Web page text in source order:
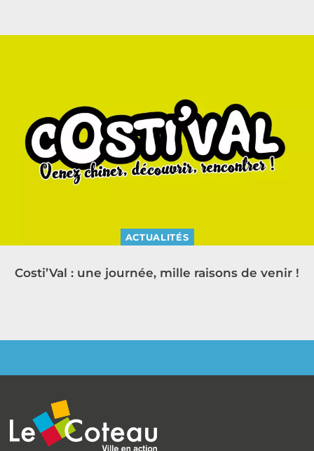
ACTUALITÉS
Costi’Val : une journée, mille raisons de venir !